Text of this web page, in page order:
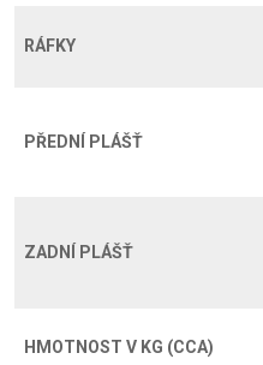
RÁFKY
PŘEDNÍ PLÁŠŤ
ZADNÍ PLÁŠŤ
HMOTNOST V KG (CCA)